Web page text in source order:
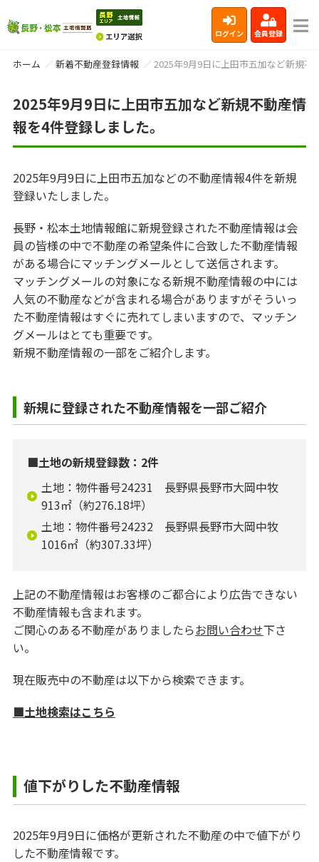
ログイン 会員登録
ホーム 新着不動産登録情報 2025年9月9日に上田市五加など新規不
2025年9月9日に上田市五加など新規不動産情
報を4件登録しました。
2025年9月9日に上田市五加などの不動産情報4件を新規
登録いたしました。
長野・松本土地情報館に新規登録された不動産情報は会
員の皆様の中で不動産の希望条件に合致した不動産情報
がある場合にマッチングメールとして送信されます。
マッチングメールの対象になる新規不動産情報の中には
人気の不動産などが含まれる場合がありますがそういっ
た不動産情報はすぐに売れてしまいますので、マッチン
グメールはとても重要です。
新規不動産情報の一部をご紹介します。
新規に登録された不動産情報を一部ご紹介
■土地の新規登録数：2件
土地：物件番号24231 長野県長野市大岡中牧
913㎡（約276.18坪）
土地：物件番号24232 長野県長野市大岡中牧
1016㎡（約307.33坪）
上記の不動産情報はお客様のご都合により広告できない
不動産情報も含まれます。
ご関心のある不動産がありましたらお問い合わせ下さ
い。
現在販売中の不動産は以下から検索できます。
■土地検索はこちら
値下がりした不動産情報
2025年9月9日に価格が更新された不動産の中で値下がり
した不動産情報です。